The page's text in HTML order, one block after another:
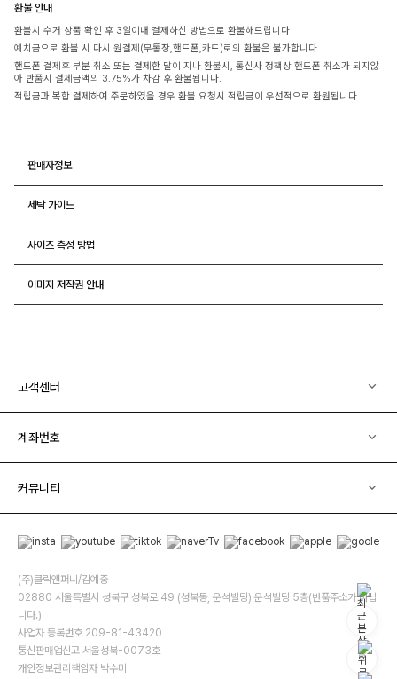
환불 안내
환불시 수거 상품 확인 후 3일이내 결제하신 방법으로 환불해드립니다
예치금으로 환불 시 다시 원결제(무통장,핸드폰,카드)로의 환불은 불가합니다.
핸드폰 결제후 부분 취소 또는 결제한 달이 지나 환불시, 통신사 정책상 핸드폰 취소가 되지않
아 반품시 결제금액의 3.75%가 차감 후 환불됩니다.
적립금과 복합 결제하여 주문하였을 경우 환불 요청시 적립금이 우선적으로 환원됩니다.
판매자정보
세탁 가이드
사이즈 측정 방법
이미지 저작권 안내
고객센터
계좌번호
커뮤니티
(주)클릭앤퍼니/김예중
02880 서울특별시 성북구 성북로 49 (성북동, 운석빌딩) 운석빌딩 5층(반품주소가 아닙
니다.)
사업자 등록번호 209-81-43420
통신판매업신고 서울성북-0073호
개인정보관리책임자 박수미